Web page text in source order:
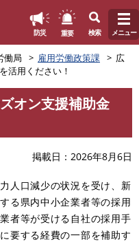
防災 重要 検索 メニュー
働局 雇用労働政策課
広
活用ください！
オン支援補助金
掲載日 2026年8月6日
人口減少の状況を受け、新
る県内中小企業者等の採用
者等が受ける自社の採用手
要する経費の一部を補助す